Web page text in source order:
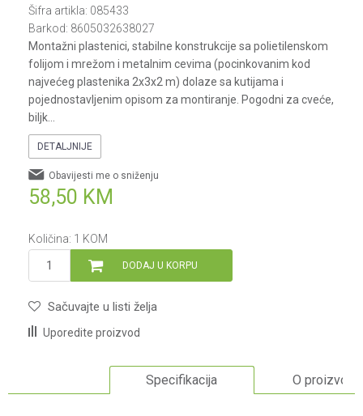
Šifra artikla: 085433
Barkod: 8605032638027
Montažni plastenici, stabilne konstrukcije sa polietilenskom
folijom i mrežom i metalnim cevima (pocinkovanim kod
najvećeg plastenika 2x3x2 m) dolaze sa kutijama i
pojednostavljenim opisom za montiranje. Pogodni za cveće,
biljk
DETALJNIJE
58,50 KM
Obavijesti me o sniženju
Količina: 1 KOM
DODAJ U KORPU
Sačuvajte u listi želja
Uporedite proizvod
Specifikacija O proizvodu